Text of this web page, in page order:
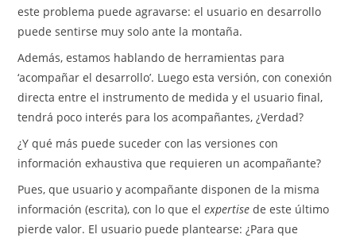
este problema puede agravarse: el usuario en desarrollo
puede sentirse muy solo ante la montaña.
Además, estamos hablando de herramientas para
‘acompañar el desarrollo’. Luego esta versión, con conexión
directa entre el instrumento de medida y el usuario final,
tendrá poco interés para los acompañantes, ¿Verdad?
¿Y qué más puede suceder con las versiones con
información exhaustiva que requieren un acompañante?
Pues, que usuario y acompañante disponen de la misma
información (escrita), con lo que elexpertise de este último
pierde valor. El usuario puede plantearse: ¿Para que